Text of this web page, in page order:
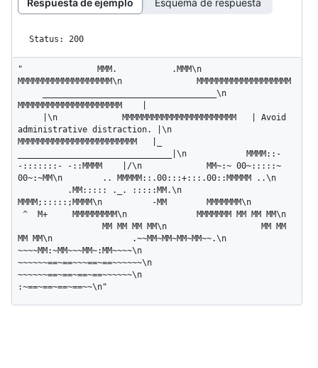
Respuesta de ejemplo Esquema de respuesta
Status: 200
"               MMM.           .MMM\n
MMMMMMMMMMMMMMMMMMM\n               MMMMMMMMMMMMMMMMMMM
     ___________________________________\n
MMMMMMMMMMMMMMMMMMMMM    |
     |\n             MMMMMMMMMMMMMMMMMMMMMMM   | Avoid
administrative distraction. |\n
MMMMMMMMMMMMMMMMMMMMMMMM   |_
_______________________________|\n            MMMM::-
-:::::::- -::MMMM    |/\n             MM~:~ 00~:::::~
00~:~MM\n        .. MMMMM::.00:::+:::.00::MMMMM ..\n
          .MM::::: ._. :::::MM.\n
MMMM;:::::;MMMM\n          -MM        MMMMMMM\n
^  M+     MMMMMMMMM\n              MMMMMMM MM MM MM\n
                 MM MM MM MM\n                   MM MM
MM MM\n                .~~MM~MM~MM~MM~~.\n
~~~~MM:~MM~~~MM~:MM~~~~\n
~~~~~~==~==~~~==~==~~~~~~\n
~~~~~~==~==~==~==~~~~~~\n
:~==~==~==~==~~\n"